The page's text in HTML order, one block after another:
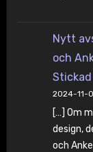
Nytt
och
2024-11-
[…] Om
design,
och